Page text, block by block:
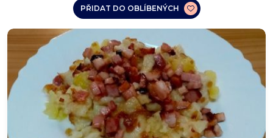
PŘIDAT DO OBLÍBENÝCH